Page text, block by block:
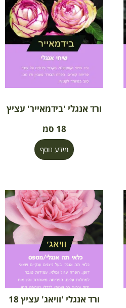
ורד אנגלי 'בידמאייר' עציץ
18 סמ
מידע נוסף
ורד אנגלי 'וויאג' עציץ 18